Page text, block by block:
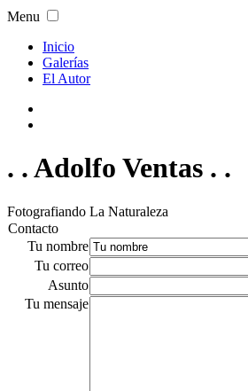
Menu
Inicio
Galerías
El Autor
. . Adolfo Ventas . .
Fotografiando La Naturaleza
Contacto
Tu nombre
Tu correo
Asunto
Tu mensaje